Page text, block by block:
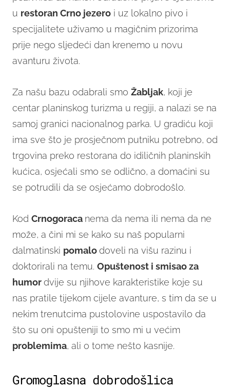
u restoran Crno jezero i uz lokalno pivo i
specijalitete uživamo u magičnim prizorima
prije nego sljedeći dan krenemo u novu
avanturu života.
Za našu bazu odabrali smo Žabljak, koji je
centar planinskog turizma u regiji, a nalazi se na
samoj granici nacionalnog parka. U gradiću koji
ima sve što je prosječnom putniku potrebno, od
trgovina preko restorana do idiličnih planinskih
kućica, osjećali smo se odlično, a domaćini su
se potrudili da se osjećamo dobrodošlo.
Kod Crnogoraca nema da nema ili nema da ne
može, a čini mi se kako su naš popularni
dalmatinski pomalodoveli na višu razinu i
doktorirali na temu. Opuštenost i smisao za
humordvije su njihove karakteristike koje su
nas pratile tijekom cijele avanture, s tim da se u
nekim trenutcima pustolovine uspostavilo da
što su oni opušteniji to smo mi u većim
problemima, ali o tome nešto kasnije.
Gromoglasna dobrodošlica